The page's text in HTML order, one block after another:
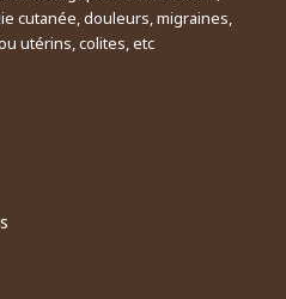
cutanée, douleurs, migraines,
utérins, colites, etc